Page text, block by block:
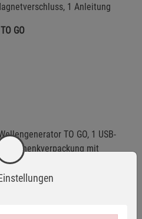
1 Anleitung
GO
TO GO, 1 USB-
mit
jeweils nur die ausgewählte